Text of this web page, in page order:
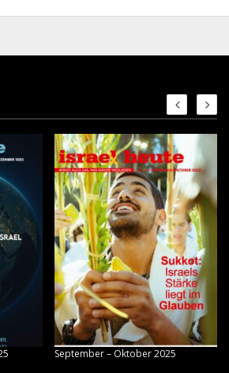
September – Oktober 2025